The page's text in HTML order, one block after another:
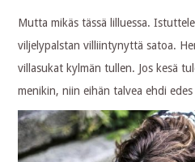
Mutta mikäs tässä lilluessa.
viljelypalstan villiintynyttä satoa.
villasukat kylmän tullen. Jos kesä
menikin, niin eihän talvea ehdi